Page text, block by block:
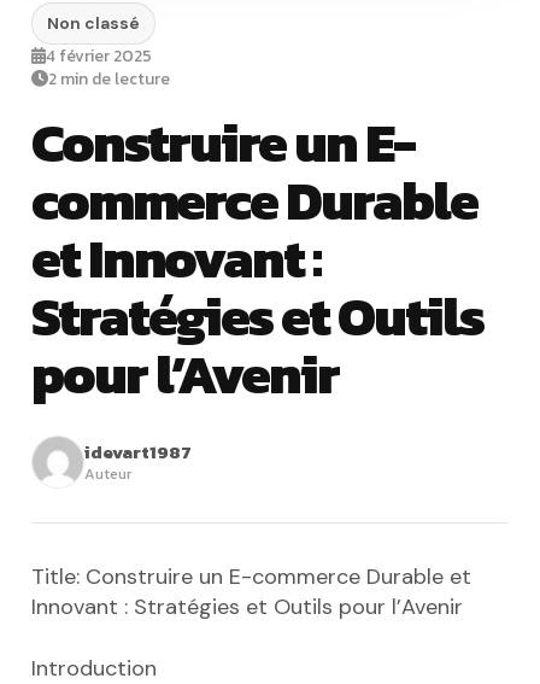
Non classé
4 février 2025
2 min de lecture
Construire un E-
commerce Durable
et Innovant :
Stratégies et Outils
pour l’Avenir
idevart1987
Auteur
Title: Construire un E-commerce Durable et
Innovant : Stratégies et Outils pour l’Avenir
Introduction